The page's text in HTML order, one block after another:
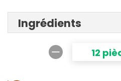
Ingrédients
12